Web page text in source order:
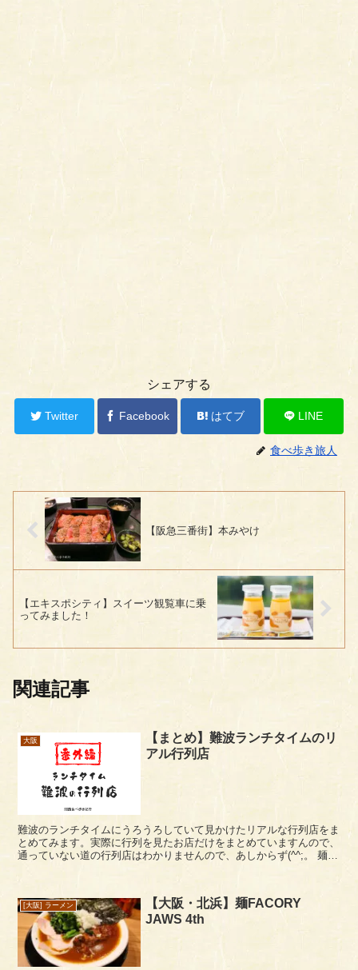
シェアする
Twitter Facebook はてブ LINE
食べ歩き旅人
【阪急三番街】本みやけ
【エキスポシティ】スイーツ観覧車に乗
ってみました！
関連記事
大阪
【まとめ】難波ランチタイムのリ
アル行列店
難波のランチタイムにうろうろしていて見かけたリアルな行列店をま
とめてみます。実際に行列を見たお店だけをまとめていますんので、
通っていない道の行列店はわかりませんので、あしからず(^^;。 麺屋
[大阪] ラーメン
【大阪・北浜】麺FACORY
JAWS 4th